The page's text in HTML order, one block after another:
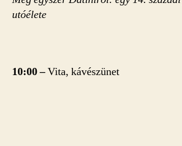
utóélete
10:00 –Vita, kávészünet